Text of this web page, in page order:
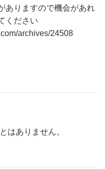
ありますので機会があれ
ください
archives/24508
はありません。